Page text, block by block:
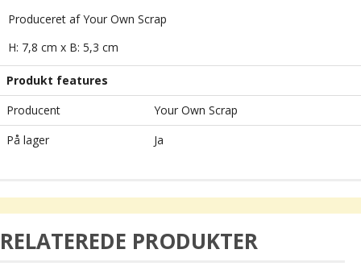
Produceret af Your Own Scrap
H: 7,8 cm x B: 5,3 cm
Produkt features
Producent
Your Own Scrap
På lager
Ja
RELATEREDE PRODUKTER